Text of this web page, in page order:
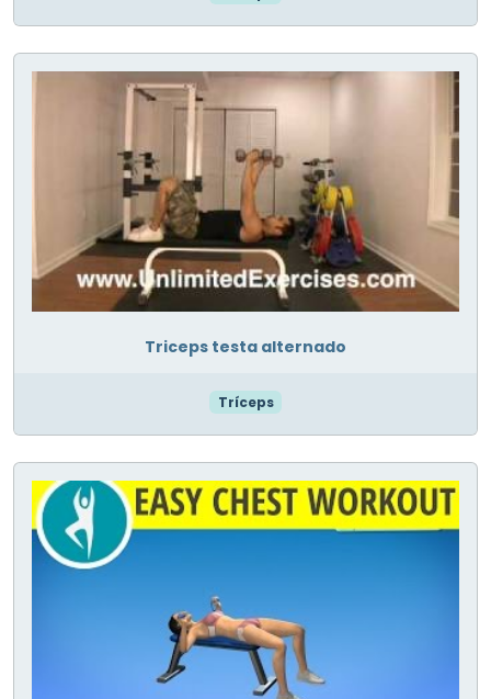
Triceps testa alternado
Tríceps